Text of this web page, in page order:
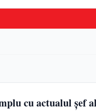
cu actualul şef